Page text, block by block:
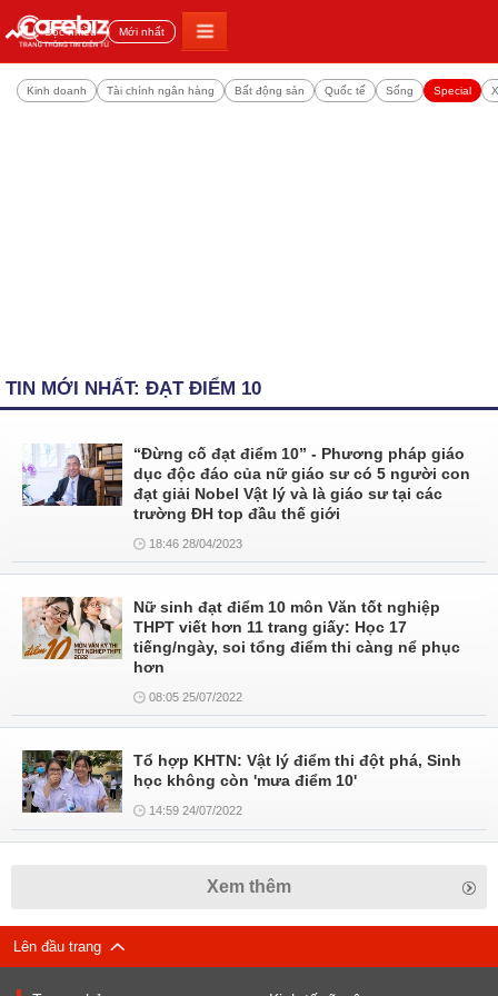
Đọc nhiều Mới nhất
Kinh doanh Tài chính ngân hàng Bất động sản Quốc tế Sống Special
TIN MỚI NHẤT: ĐẠT ĐIỂM 10
“Đừng cố đạt điểm 10” - Phương pháp giáo
dục độc đáo của nữ giáo sư có 5 người con
đạt giải Nobel Vật lý và là giáo sư tại các
trường ĐH top đầu thế giới
18:46 28/04/2023
Nữ sinh đạt điểm 10 môn Văn tốt nghiệp
THPT viết hơn 11 trang giấy: Học 17
tiếng/ngày, soi tổng điểm thi càng nể phục
hơn
08:05 25/07/2022
Tổ hợp KHTN: Vật lý điểm thi đột phá, Sinh
học không còn 'mưa điểm 10'
14:59 24/07/2022
Xem thêm
Lên đầu trang